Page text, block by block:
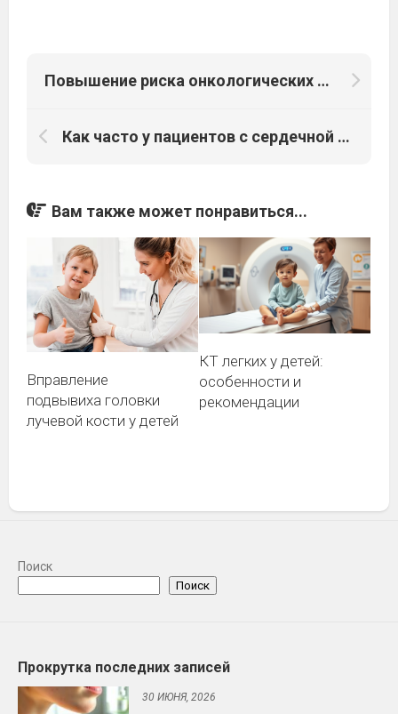
Повышение риска онкологических заболеваний ЖКТ на фоне антисекреторной терапии ИПП
Как часто у пациентов с сердечной недостаточностью развиваются онкологические заболевания?
Вам также может понравиться...
Вправление
подвывиха головки
лучевой кости у детей
КТ легких у детей:
особенности и
рекомендации
Поиск
Поиск
Прокрутка последних записей